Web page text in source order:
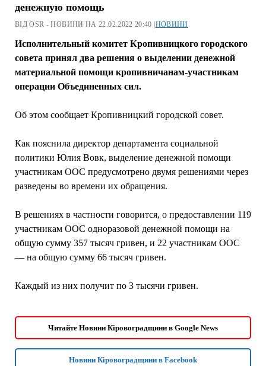
денежную помощь
ВІД OSR - НОВИНИ НА 22.02.2022 20:40 |НОВИНИ
Исполнительный комитет Кропивницкого городского
совета принял два решения о выделении денежной
материальной помощи кропивничанам-участникам
операции Объединенных сил.
Об этом сообщает Кропивницкий городской совет.
Как пояснила директор департамента социальной
политики Юлия Вовк, выделение денежной помощи
участникам ООС предусмотрено двумя решениями через
разведены во времени их обращения.
В решениях в частности говорится, о предоставлении 119
участникам ООС одноразовой денежной помощи на
общую сумму 357 тысяч гривен, и 22 участникам ООС
— на общую сумму 66 тысяч гривен.
Каждый из них получит по 3 тысячи гривен.
Читайте Новини Кіровоградщини в Google News
Новини Кіровоградщини в Facebook